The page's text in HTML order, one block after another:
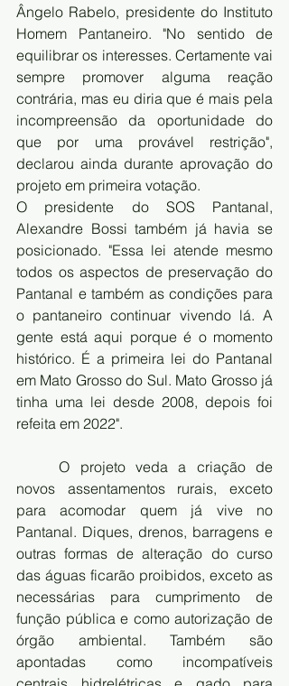
Ângelo Rabelo, presidente do Instituto
Homem Pantaneiro. "No sentido de
equilibrar os interesses. Certamente vai
sempre promover alguma reação
contrária, mas eu diria que é mais pela
incompreensão da oportunidade do
que por uma provável restrição",
declarou ainda durante aprovação do
projeto em primeira votação.
O presidente do SOS Pantanal,
Alexandre Bossi também já havia se
posicionado. "Essa lei atende mesmo
todos os aspectos de preservação do
Pantanal e também as condições para
o pantaneiro continuar vivendo lá. A
gente está aqui porque é o momento
histórico. É a primeira lei do Pantanal
em Mato Grosso do Sul. Mato Grosso já
tinha uma lei desde 2008, depois foi
refeita em 2022".
	O projeto veda a criação de
novos assentamentos rurais, exceto
para acomodar quem já vive no
Pantanal. Diques, drenos, barragens e
outras formas de alteração do curso
das águas ficarão proibidos, exceto as
necessárias para cumprimento de
função pública e como autorização de
órgão ambiental. Também são
apontadas como incompatíveis